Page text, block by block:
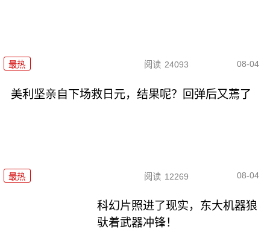
最热 阅读 24093 08-04
美利坚亲自下场救日元，结果呢？回弹后又蔫了
最热 阅读 12269 08-04
科幻片照进了现实，东大机器狼
驮着武器冲锋！